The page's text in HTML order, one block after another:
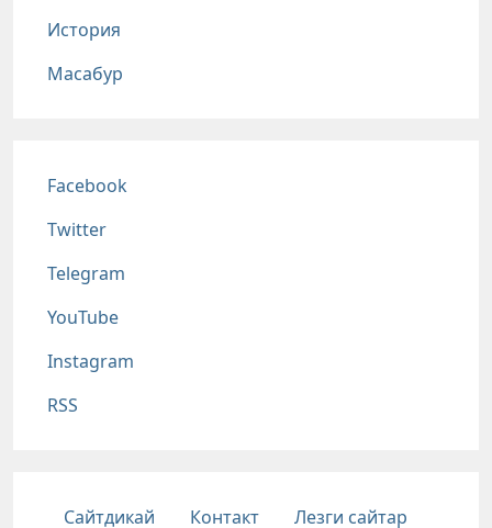
История
Масабур
Соц сети
Facebook
Twitter
Telegram
YouTube
Instagram
RSS
Подвал
Сайтдикай Контакт Лезги сайтар